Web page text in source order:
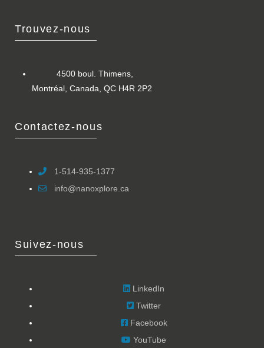
Trouvez-nous
4500 boul. Thimens,
Montréal, Canada, QC H4R 2P2
Contactez-nous
1-514-935-1377
info@nanoxplore.ca
Suivez-nous
LinkedIn
Twitter
Facebook
YouTube